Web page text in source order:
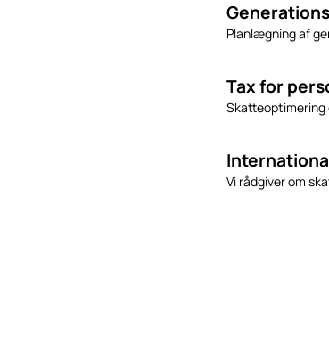
Planlægning af
Tax for
Skatteoptimering
Vi rådgiver om